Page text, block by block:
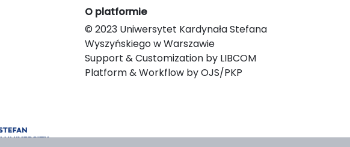
O platformie
© 2023 Uniwersytet Kardynała Stefana
Wyszyńskiego w Warszawie
Support & Customization by LIBCOM
Platform & Workflow by OJS/PKP